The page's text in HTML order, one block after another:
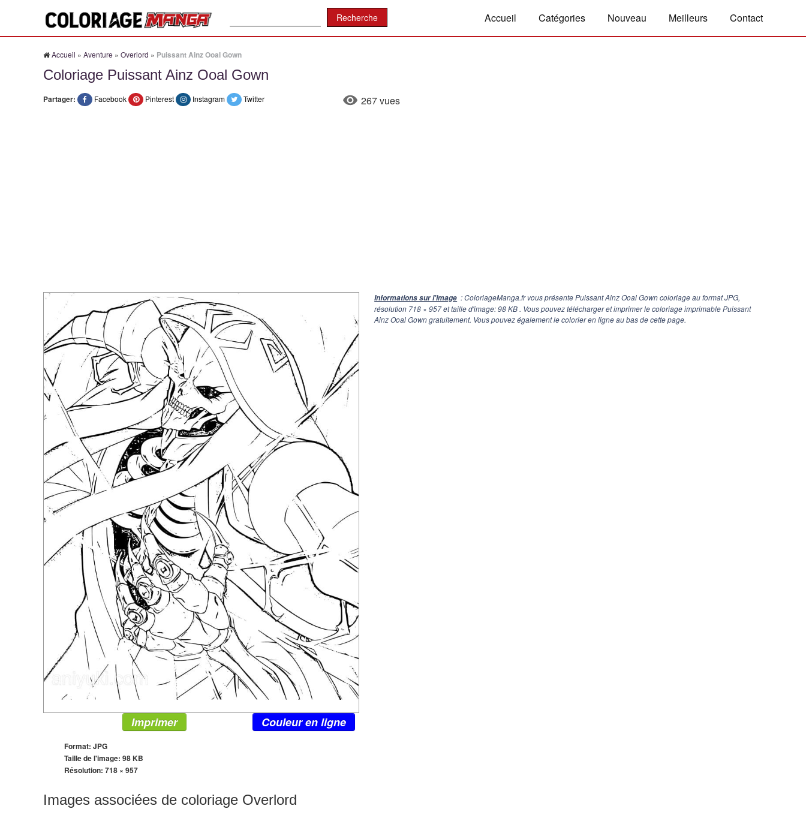
Accueil Catégories Nouveau Meilleurs Contact
Accueil » Aventure » Overlord » Puissant Ainz Ooal Gown
Coloriage Puissant Ainz Ooal Gown
Partager: Facebook Pinterest Instagram Twitter 267 vues
Informations sur l'image : ColoriageManga.fr vous présente Puissant Ainz Ooal Gown coloriage au format JPG,
résolution 718 × 957et taille d'image: 98 KB . Vous pouvez télécharger et imprimer le coloriage imprimable Puissant
Ainz Ooal Gown gratuitement. Vous pouvez également le colorier en ligne au bas de cette page.
Imprimer Couleur en ligne
Format: JPG
Taille de l'image: 98 KB
Résolution: 718 × 957
Images associées de coloriage Overlord